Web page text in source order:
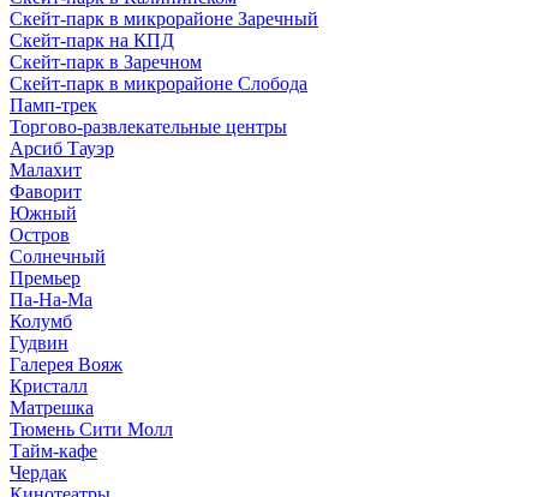
Скейт-парк в микрорайоне Заречный
Скейт-парк на КПД
Скейт-парк в Заречном
Скейт-парк в микрорайоне Слобода
Памп-трек
Торгово-развлекательные центры
Арсиб Тауэр
Малахит
Фаворит
Южный
Остров
Солнечный
Премьер
Па-На-Ма
Колумб
Гудвин
Галерея Вояж
Кристалл
Матрешка
Тюмень Сити Молл
Тайм-кафе
Чердак